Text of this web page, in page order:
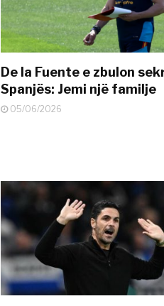
De la Fuente e zbulon
Spanjës: Jemi një familje
05/06/2026